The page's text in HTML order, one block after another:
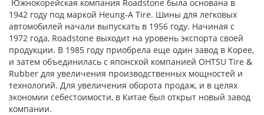
Южнокорейская компания Roadstone была основана в
1942 году под маркой Heung-A Tire. Шины для легковых
автомобилей начали выпускать в 1956 году. Начиная с
1972 года, Roadstone выходит на уровень экспорта своей
продукции. В 1985 году приобрела еще один завод в Корее,
и затем объединилась с японской компанией OHTSU Tire &
Rubber для увеличения производственных мощностей и
технологий. Для увеличения оборота продаж, и в целях
экономии себестоимости, в Китае был открыт новый завод
компании.